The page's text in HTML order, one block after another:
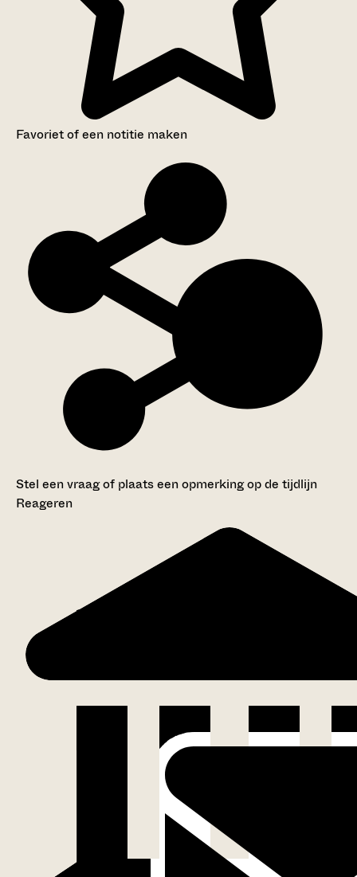
Favoriet of een notitie maken
Stel een vraag of plaats een opmerking op de tijdlijn
Reageren